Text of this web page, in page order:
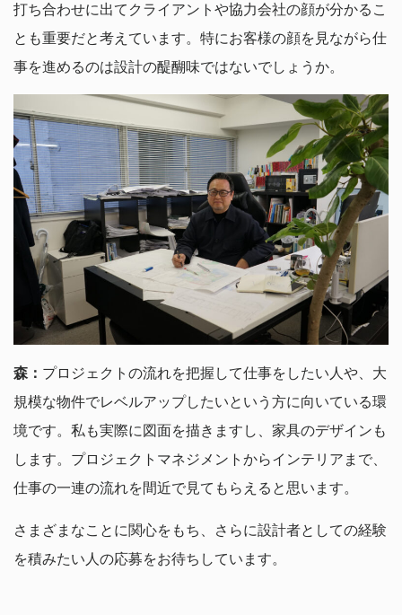
打ち合わせに出てクライアントや協力会社の顔が分かるこ
とも重要だと考えています。特にお客様の顔を見ながら仕
事を進めるのは設計の醍醐味ではないでしょうか。
森： プロジェクトの流れを把握して仕事をしたい人や、大
規模な物件でレベルアップしたいという方に向いている環
境です。私も実際に図面を描きますし、家具のデザインも
します。プロジェクトマネジメントからインテリアまで、
仕事の一連の流れを間近で見てもらえると思います。
さまざまなことに関心をもち、さらに設計者としての経験
を積みたい人の応募をお待ちしています。